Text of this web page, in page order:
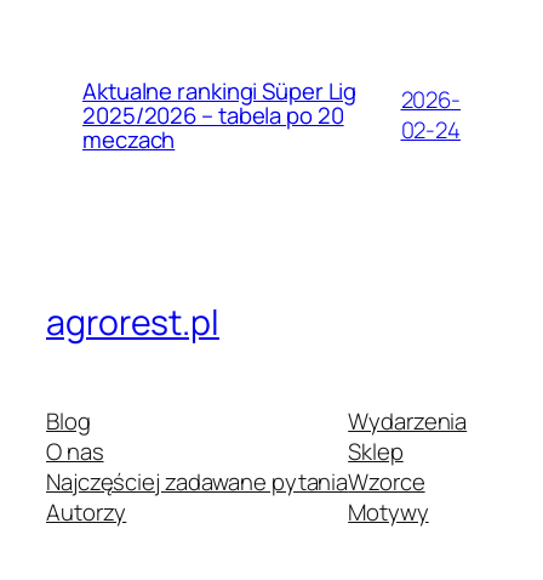
Aktualne rankingi Süper Lig
2025/2026 – tabela po 20
meczach
2026-
02-24
agrorest.pl
Blog
O nas
Najczęściej zadawane pytania
Autorzy
Wydarzenia
Sklep
Wzorce
Motywy